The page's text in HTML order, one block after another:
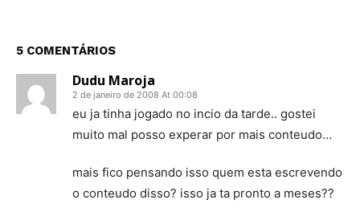
5 COMENTÁRIOS
Dudu Maroja
2 de janeiro de 2008 At 00:08
eu ja tinha jogado no incio da tarde.. gostei
muito mal posso experar por mais conteudo…
mais fico pensando isso quem esta escrevendo
o conteudo disso? isso ja ta pronto a meses??